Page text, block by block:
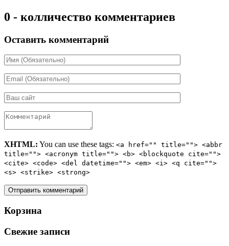
0 - колличество комментариев
Оставить комментарий
XHTML: You can use these tags: <a href="" title=""> <abbr
title=""> <acronym title=""> <b> <blockquote cite="">
<cite> <code> <del datetime=""> <em> <i> <q cite="">
<s> <strike> <strong>
Корзина
Свежие записи